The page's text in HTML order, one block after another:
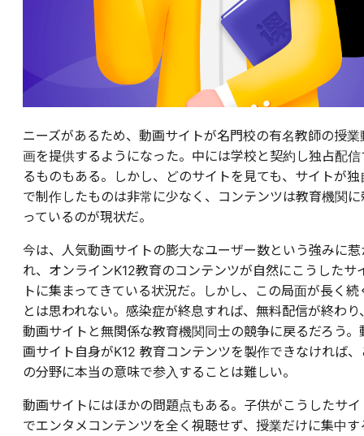
ニーズがあるため、動画サイトが名門校の有名教師の授業
画を提供するようになった。中には学校と契約し独占配信
るものもある。しかし、どのサイトを見ても、サイトが独
で制作したものは非常に少なく、コンテンツは教育機関に
っているのが現状だ。
今は、人気動画サイトの膨大なユーザー数という強みに惹
れ、オンラインK12教育のコンテンツが自然にこうしたサ
トに集まってきている状況だ。しかし、この局面が長く続
とは思われない。感染症が終息すれば、無料配信が終わり
動画サイトと無関係な教育機関同士の競争に戻るだろう。
画サイト自身がK12 教育コンテンツを製作できなければ、
の分野に本当の意味で参入することは難しい。
動画サイトにはほかの問題点もある。子供がこうしたサイ
でエンタメコンテンツを全く視聴せず、授業だけに集中す